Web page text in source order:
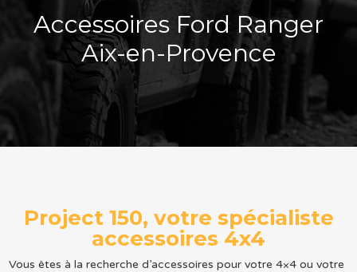
Accessoires Ford Ranger
Aix-en-Provence
Project 150, votre spécialiste
accessoires 4x4
Vous êtes à la recherche d’accessoires pour votre 4×4 ou votre